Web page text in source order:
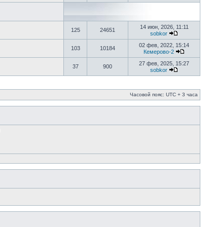
125 24651
14 июн, 2026, 11:11
sobkor
103 10184
02 фев, 2022, 15:14
Кемерово-2
37 900
27 фев, 2025, 15:27
sobkor
Часовой пояс: UTC + 3 часа